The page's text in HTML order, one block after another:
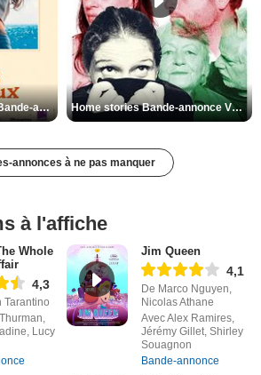
Les Matins merveilleux Bande-annonce VF Home stories Bande-annonce VO STFR
annonces à ne pas manquer
à l'affiche
Whole
4,3
Tarantino
Lucy
Jim Queen
4,1
De Marco Nguyen,
Nicolas Athane
Avec Alex Ramires,
Jérémy Gillet, Shirley
Souagnon
Bande-annonce